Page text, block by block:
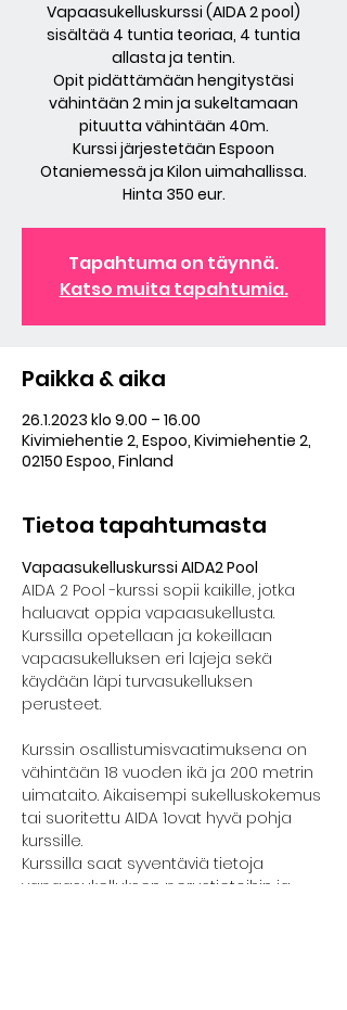
Vapaasukelluskurssi (AIDA 2 pool)
sisältää 4 tuntia teoriaa, 4 tuntia
allasta ja tentin.
Opit pidättämään hengitystäsi
vähintään 2 min ja sukeltamaan
pituutta vähintään 40m.
Kurssi järjestetään Espoon
Otaniemessä ja Kilon uimahallissa.
Hinta 350 eur.
Tapahtuma on täynnä.
Katso muita tapahtumia.
Paikka & aika
26.1.2023 klo 9.00 – 16.00
Kivimiehentie 2, Espoo, Kivimiehentie 2,
02150 Espoo, Finland
Tietoa tapahtumasta
Vapaasukelluskurssi AIDA2 Pool
AIDA 2 Pool -kurssi sopii kaikille, jotka
haluavat oppia vapaasukellusta.
Kurssilla opetellaan ja kokeillaan
vapaasukelluksen eri lajeja sekä
käydään läpi turvasukelluksen
perusteet.
Kurssin osallistumisvaatimuksena on
vähintään 18 vuoden ikä ja 200 metrin
uimataito. Aikaisempi sukelluskokemus
tai suoritettu AIDA 1ovat hyvä pohja
kurssille.
Kurssilla saat syventäviä tietoja
vapaasukelluksen perustietoihin ja -